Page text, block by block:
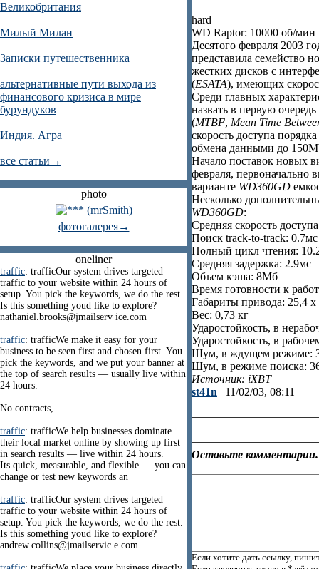
Великобритания
Милый Милан
Записки путешественника
альтернативные пути выхода из
финансового кризиса в мире
бурундуков
Индия. Агра
все статьи→
photo
фотогалерея→
oneliner
traffic: trafficOur system drives targeted
traffic to your website within 24 hours of
setup. You pick the keywords, we do the rest.
Is this something youd like to explore?
nathaniel.brooks@jmailserv ice.com
traffic: trafficWe make it easy for your
business to be seen first and chosen first. You
pick the keywords, and we put your banner at
the top of search results — usually live within
24 hours.
No contracts,
traffic: trafficWe help businesses dominate
their local market online by showing up first
in search results — live within 24 hours.
Its quick, measurable, and flexible — you can
change or test new keywords an
traffic: trafficOur system drives targeted
traffic to your website within 24 hours of
setup. You pick the keywords, we do the rest.
Is this something youd like to explore?
andrew.collins@jmailservic e.com
hard
WD Raptor: 10000 об/мин
Десятого февраля 2003
представила семейство
жестких дисков с
(ESATA), имеющих
Среди главных
назвать в первую
(MTBF, Mean Time
скорость доступа
обмена данными до
Начало поставок новых
февраля, первоначально
варианте WD360GD
Несколько
WD360GD:
Средняя скорость
Поиск track-to-track: 0.7мс
Полный цикл чтения:
Средняя задержка: 2.9мс
Объем кэша: 8Мб
Время готовности к
Габариты привода: 25,4
Вес: 0,73 кг
Ударостойкость, в
Ударостойкость, в
Шум, в ждущем режиме:
Шум, в режиме поиска:
Источник: iXBT
st41n | 11/02/03, 08:11
Оставьте
Если хотите дать ссылку,